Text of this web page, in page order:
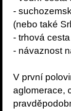
-
(nebo také
- trhová
- návaznost
V první
aglomerace,